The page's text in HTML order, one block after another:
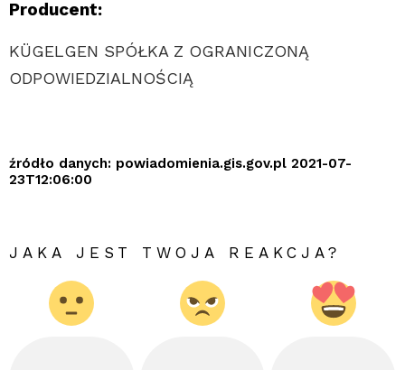
Producent:
KÜGELGEN SPÓŁKA Z OGRANICZONĄ
ODPOWIEDZIALNOŚCIĄ
źródło danych: powiadomienia.gis.gov.pl 2021-07-
23T12:06:00
JAKA JEST TWOJA REAKCJA?